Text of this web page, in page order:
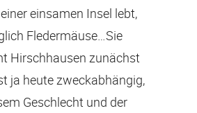
einsamen Insel lebt,
Fledermäuse…Sie
Hirschhausen zunächst
ja heute zweckabhängig,
Geschlecht und der